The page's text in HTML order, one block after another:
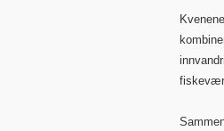
fiskevær